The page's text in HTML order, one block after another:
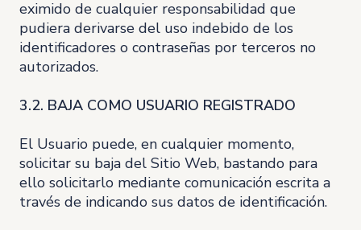
eximido de cualquier responsabilidad que
pudiera derivarse del uso indebido de los
identificadores o contraseñas por terceros no
autorizados.
3.2. BAJA COMO USUARIO REGISTRADO
El Usuario puede, en cualquier momento,
solicitar su baja del Sitio Web, bastando para
ello solicitarlo mediante comunicación escrita a
través de indicando sus datos de identificación.